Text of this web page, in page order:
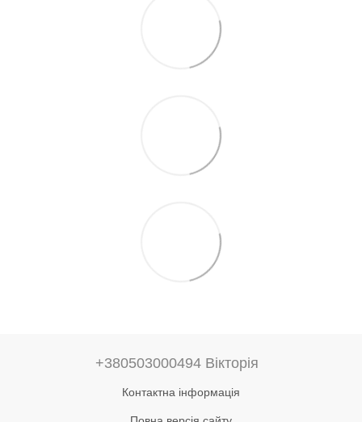
+380503000494 Вікторія
Контактна інформація